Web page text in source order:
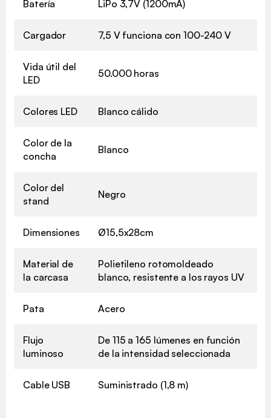
Batería LiPo 3,7V (1200mA)
Cargador 7,5 V funciona con 100-240 V
Vida útil del
LED
50.000 horas
Colores LED Blanco cálido
Color de la
concha
Blanco
Color del
stand
Negro
Dimensiones Ø15,5x28cm
Material de
la carcasa
Polietileno rotomoldeado
blanco, resistente a los rayos UV
Pata Acero
Flujo
luminoso
De 115 a 165 lúmenes en función
de la intensidad seleccionada
Cable USB Suministrado (1,8 m)